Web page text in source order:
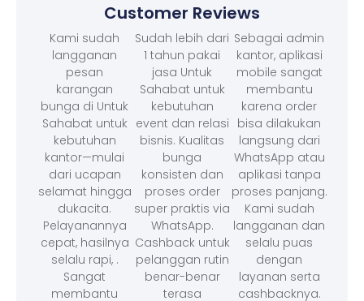
Customer Reviews
Kami sudah
langganan
pesan
karangan
bunga di Untuk
Sahabat untuk
kebutuhan
kantor—mulai
dari ucapan
selamat hingga
dukacita.
Pelayanannya
cepat, hasilnya
selalu rapi, .
Sangat
membantu
Sudah lebih dari
1 tahun pakai
jasa Untuk
Sahabat untuk
kebutuhan
event dan relasi
bisnis. Kualitas
bunga
konsisten dan
proses order
super praktis via
WhatsApp.
Cashback untuk
pelanggan rutin
benar-benar
terasa
Sebagai admin
kantor, aplikasi
mobile sangat
membantu
karena order
bisa dilakukan
langsung dari
WhatsApp atau
aplikasi tanpa
proses panjang.
Kami sudah
langganan dan
selalu puas
dengan
layanan serta
cashbacknya.